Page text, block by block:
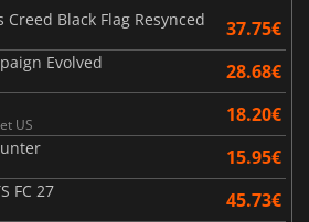
Creed Black Flag Resynced
37.75€
Evolved 28.68€
US 18.20€
15.95€
FC 27 45.73€